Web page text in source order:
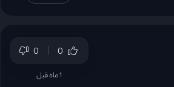
0 0
1 ماه قبل